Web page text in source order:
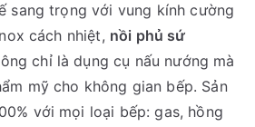
sang trọng với vung kính cường
cách nhiệt, nồi phủ sứ
chỉ là dụng cụ nấu nướng mà
mỹ cho không gian bếp. Sản
với mọi loại bếp: gas, hồng